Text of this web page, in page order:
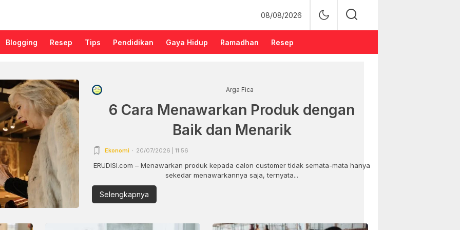
08/08/2026
Blogging Resep Tips Pendidikan Gaya Hidup Ramadhan Resep
Arga Fica
6 Cara Menawarkan Produk dengan
Baik dan Menarik
Ekonomi 20/07/2026 | 11:56
ERUDISI.com – Menawarkan produk kepada calon customer tidak semata-mata hanya
sekedar menawarkannya saja, ternyata...
Selengkapnya